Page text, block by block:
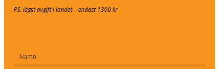
PS. lägst avgift i landet – endast 1300 kr